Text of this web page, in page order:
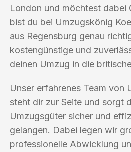
London und möchtest dabei
bist du bei Umzugskönig
aus Regensburg genau
kostengünstige und
deinen Umzug in die
Unser erfahrenes Team von
steht dir zur Seite und sorgt
Umzugsgüter sicher und
gelangen. Dabei legen wir
professionelle Abwicklung